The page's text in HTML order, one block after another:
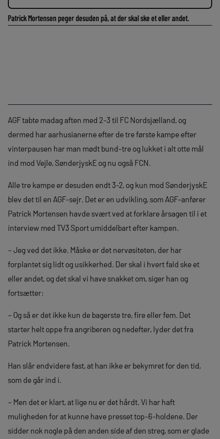
Patrick Mortensen peger desuden på, at der skal ske et eller andet.
AGF tabte madag aften med 2-3 til FC Nordsjælland, og
dermed har aarhusianerne efter de tre første kampe efter
vinterpausen har man mødt bund-tre og lukket i alt otte mål
ind mod Vejle, SønderjyskE og nu også FCN.
Alle tre kampe er desuden endt 3-2, og kun mod SønderjyskE
blev det til en AGF-sejr. Det er en udvikling, som AGF-anfører
Patrick Mortensen havde svært ved at forklare årsagen til i et
interview med TV3 Sport umiddelbart efter kampen.
– Jeg ved det ikke. Måske er det nervøsiteten, der har
forplantet sig lidt og usikkerhed. Der skal i hvert fald ske et
eller andet, og det skal vi have snakket om, siger han og
fortsætter:
– Og så er det ikke kun de bagerste tre, fire eller fem. Det
starter helt oppe fra angriberen og nedefter, lyder det fra
Patrick Mortensen.
Han slår endvidere fast, at han ikke er bekymret for den tid,
som de går ind i.
– Men det er klart, at lige nu er det hårdt. Vi har haft
muligheden for at kunne have presset top-6-holdene. Der
sidder nok nogle på den anden side af den streg, som er glade